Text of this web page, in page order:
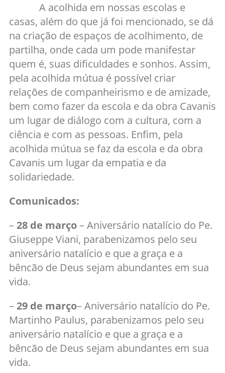
A acolhida em nossas escolas e
casas, além do que já foi mencionado, se dá
na criação de espaços de acolhimento, de
partilha, onde cada um pode manifestar
quem é, suas dificuldades e sonhos. Assim,
pela acolhida mútua é possível criar
relações de companheirismo e de amizade,
bem como fazer da escola e da obra Cavanis
um lugar de diálogo com a cultura, com a
ciência e com as pessoas. Enfim, pela
acolhida mútua se faz da escola e da obra
Cavanis um lugar da empatia e da
solidariedade.
Comunicados:
–28 de março– Aniversário natalício do Pe.
Giuseppe Viani, parabenizamos pelo seu
aniversário natalício e que a graça e a
bêncão de Deus sejam abundantes em sua
vida.
–29 de março– Aniversário natalício do Pe.
Martinho Paulus, parabenizamos pelo seu
aniversário natalício e que a graça e a
bêncão de Deus sejam abundantes em sua
vida.